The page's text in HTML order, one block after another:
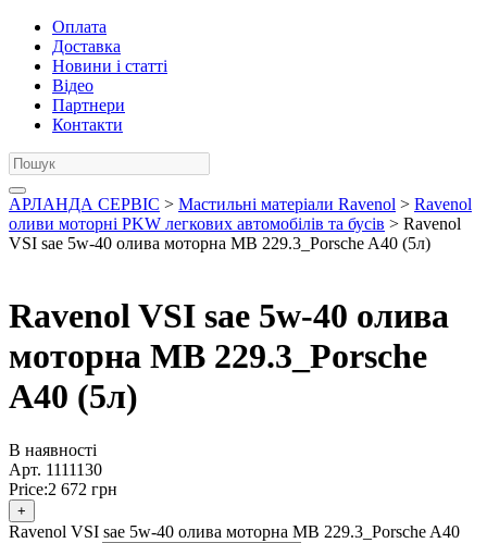
Оплата
Доставка
Новини і статті
Відео
Партнери
Контакти
АРЛАНДА СЕРВІС > Мастильні матеріали Ravenol > Ravenol
оливи моторні PKW легкових автомобілів та бусів > Ravenol
VSI sae 5w-40 олива моторна MB 229.3_Porsche A40 (5л)
Ravenol VSI sae 5w-40 олива
моторна MB 229.3_Porsche
A40 (5л)
В наявності
Арт. 1111130
Price:2 672 грн
+
Ravenol VSI sae 5w-40 олива моторна MB 229.3_Porsche A40